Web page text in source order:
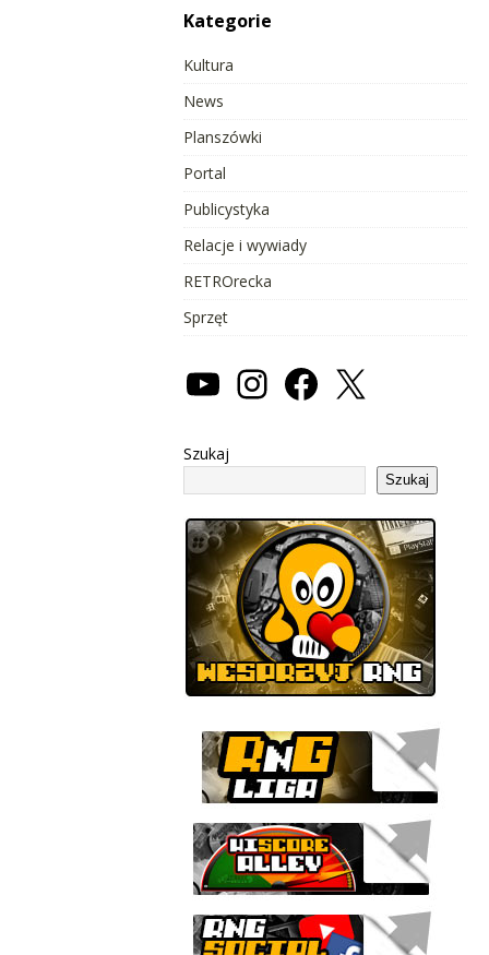
Kategorie
Kultura
News
Planszówki
Portal
Publicystyka
Relacje i wywiady
RETROrecka
Sprzęt
Szukaj
Szukaj